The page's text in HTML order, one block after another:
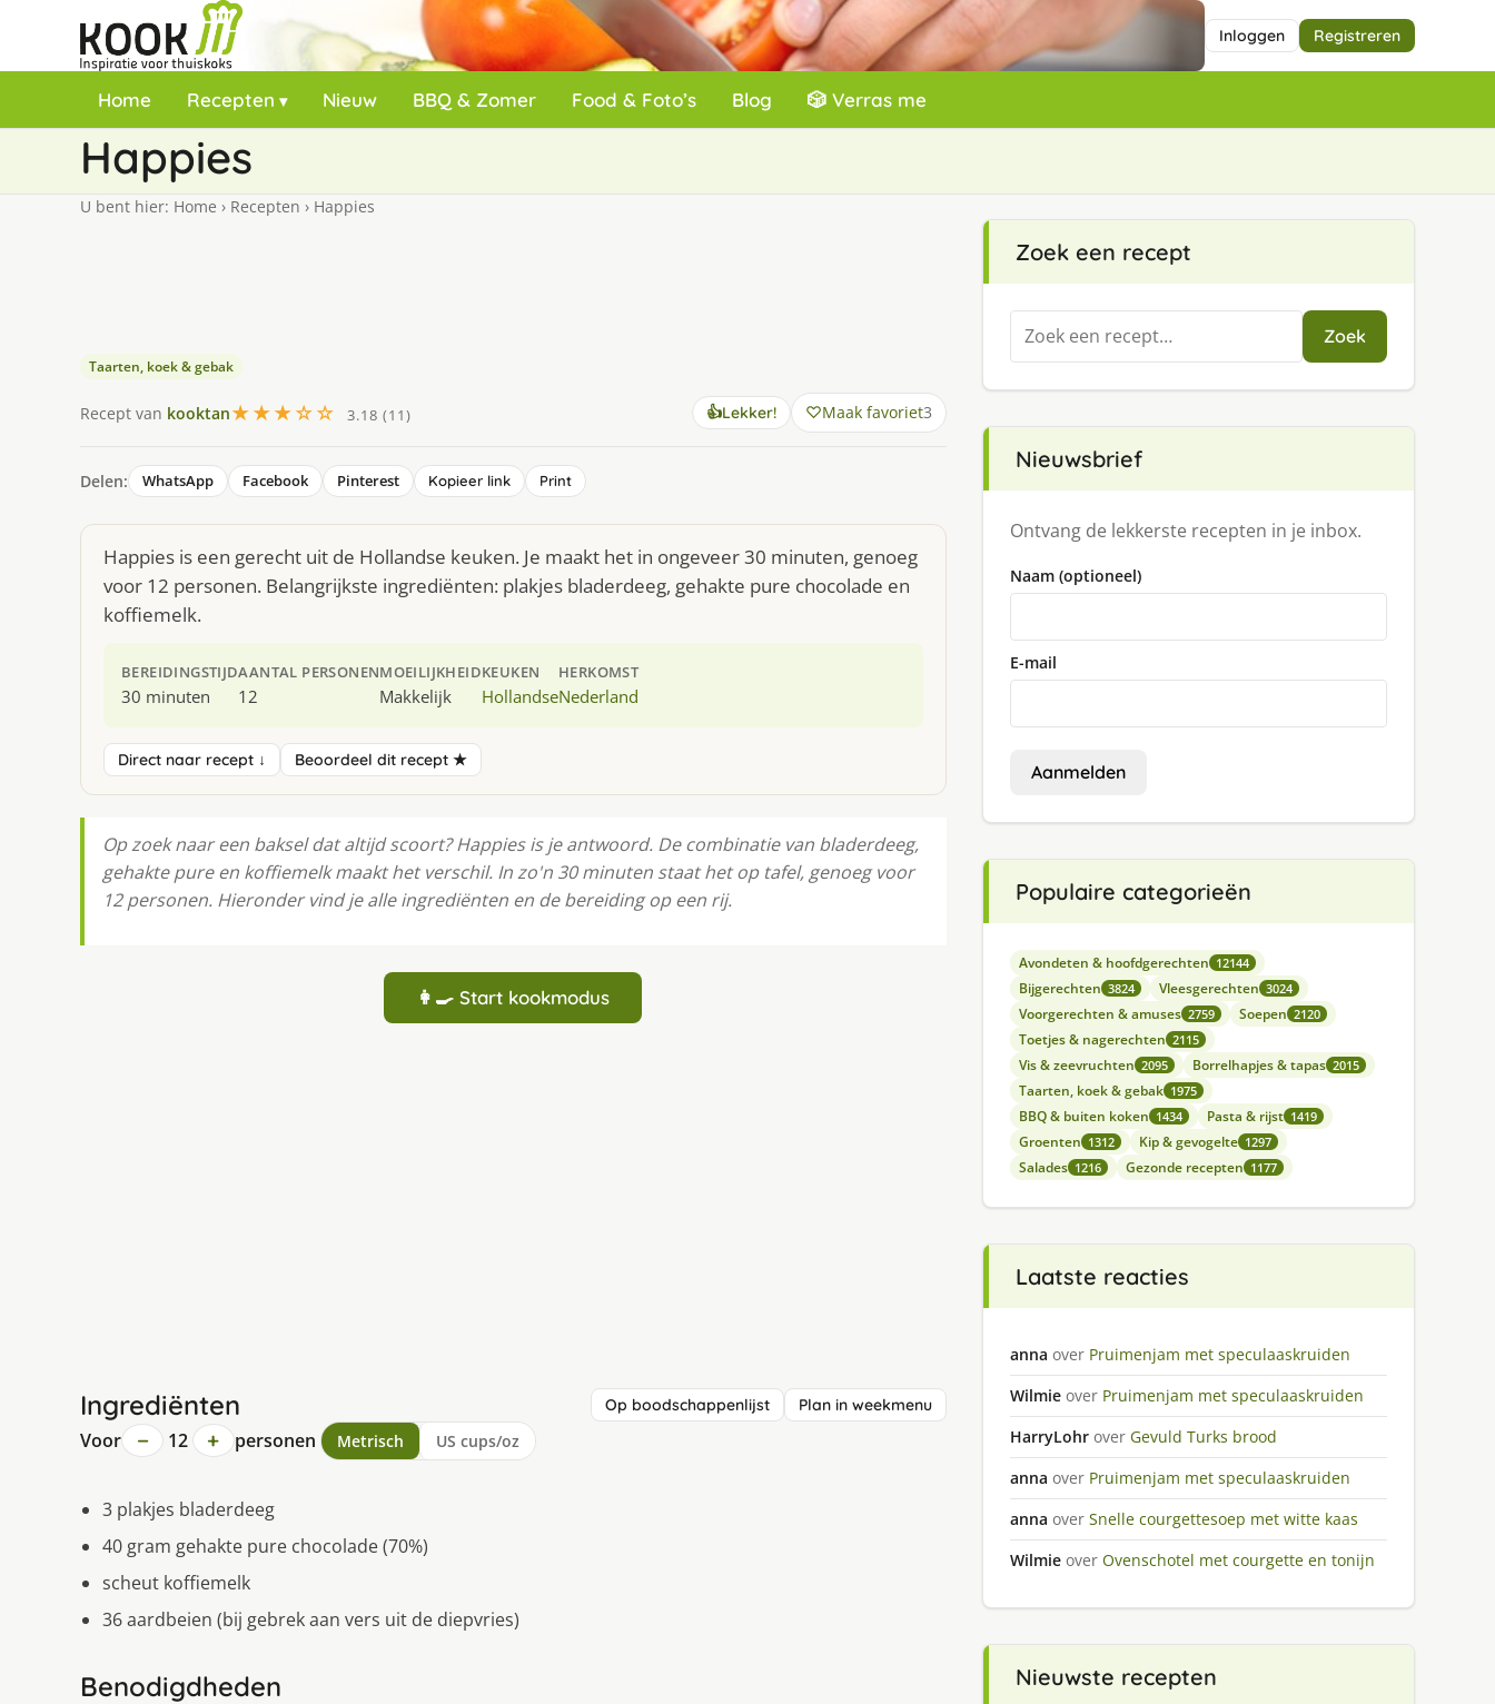
Inloggen Registreren
Home Recepten Nieuw BBQ & Zomer Food & Foto’s Blog 🎲 Verras me
Happies
U bent hier: Home › Recepten › Happies
Taarten, koek & gebak
Recept van kooktan★★★☆☆ 3.18 (11) 👍Lekker! Maak favoriet3
Delen: WhatsApp Facebook Pinterest Kopieer link Print
Happies is een gerecht uit de Hollandse keuken. Je maakt het in ongeveer 30 minuten, genoeg
voor 12 personen. Belangrijkste ingrediënten: plakjes bladerdeeg, gehakte pure chocolade en
koffiemelk.
BEREIDINGSTIJD
30 minuten
AANTAL PERSONEN
12
MOEILIJKHEID
Makkelijk
KEUKEN
Hollandse
HERKOMST
Nederland
Direct naar recept ↓ Beoordeel dit recept ★
Op zoek naar een baksel dat altijd scoort? Happies is je antwoord. De combinatie van bladerdeeg,
gehakte pure en koffiemelk maakt het verschil. In zo'n 30 minuten staat het op tafel, genoeg voor
12 personen. Hieronder vind je alle ingrediënten en de bereiding op een rij.
👩‍🍳 Start kookmodus
Ingrediënten Op boodschappenlijst Plan in weekmenu
Voor − 12 + personen Metrisch US cups/oz
3 plakjes bladerdeeg
40 gram gehakte pure chocolade (70%)
scheut koffiemelk
36 aardbeien (bij gebrek aan vers uit de diepvries)
Benodigdheden
Zoek een recept
Zoeken
naar:
Zoek
Nieuwsbrief
Ontvang de lekkerste recepten in je inbox.
Naam (optioneel)
E-mail
Aanmelden
Populaire categorieën
Avondeten & hoofdgerechten 12144
Bijgerechten 3824 Vleesgerechten 3024
Voorgerechten & amuses 2759 Soepen 2120
Toetjes & nagerechten 2115
Vis & zeevruchten 2095 Borrelhapjes & tapas 2015
Taarten, koek & gebak 1975
BBQ & buiten koken 1434 Pasta & rijst 1419
Groenten 1312 Kip & gevogelte 1297
Salades 1216 Gezonde recepten 1177
Laatste reacties
anna over Pruimenjam met speculaaskruiden
Wilmie over Pruimenjam met speculaaskruiden
HarryLohr over Gevuld Turks brood
anna over Pruimenjam met speculaaskruiden
anna over Snelle courgettesoep met witte kaas
Wilmie over Ovenschotel met courgette en tonijn
Nieuwste recepten